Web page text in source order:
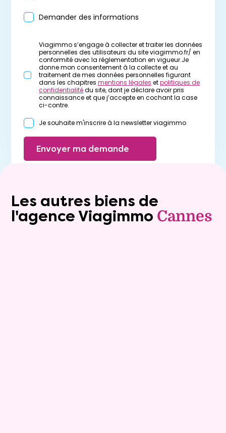
Demander des informations
Viagimmo s’engage à collecter et traiter les données
personnelles des utilisateurs du site viagimmo.fr/ en
conformité avec la réglementation en vigueur.Je
donne mon consentement à la collecte et au
traitement de mes données personnelles figurant
dans les chapitres mentions légales etpolitiques de
confidentialitédu site, dont je déclare avoir pris
connaissance et que j’accepte en cochant la case
ci-contre.
Je souhaite m'inscrire à la newsletter viagimmo
Envoyer ma demande
Les autres biens de
l'agence Viagimmo Cannes